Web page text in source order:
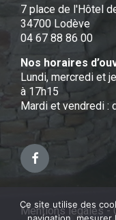
7 place de l'Hôtel
34700 Lodève
04 67 88 86 00
Nos horaires
Lundi, mercredi et
à 17h15
Mardi et vendredi :
Facebook
Mentions légales -
Ce site utilise des